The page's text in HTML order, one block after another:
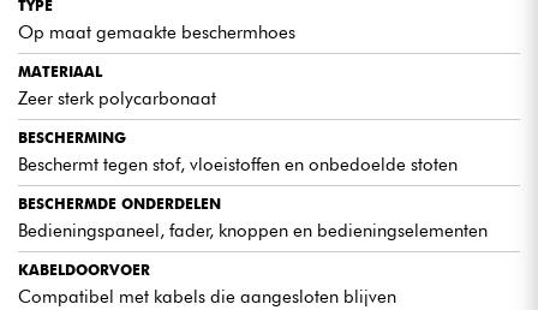
TYPE
Op maat gemaakte beschermhoes
MATERIAAL
Zeer sterk polycarbonaat
BESCHERMING
Beschermt tegen stof, vloeistoffen en onbedoelde stoten
BESCHERMDE ONDERDELEN
Bedieningspaneel, fader, knoppen en bedieningselementen
KABELDOORVOER
Compatibel met kabels die aangesloten blijven